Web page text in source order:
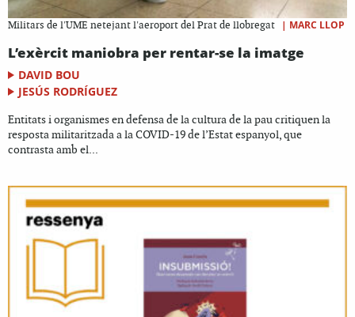
Militars de l'UME netejant l'aeroport del Prat de llobregat | MARC LLOP
L’exèrcit maniobra per rentar-se la imatge
DAVID BOU
JESÚS RODRÍGUEZ
Entitats i organismes en defensa de la cultura de la pau critiquen la
resposta militaritzada a la COVID-19 de l’Estat espanyol, que
contrasta amb el...